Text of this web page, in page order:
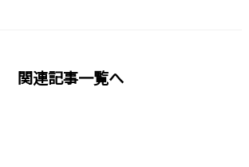
関連記事一覧へ